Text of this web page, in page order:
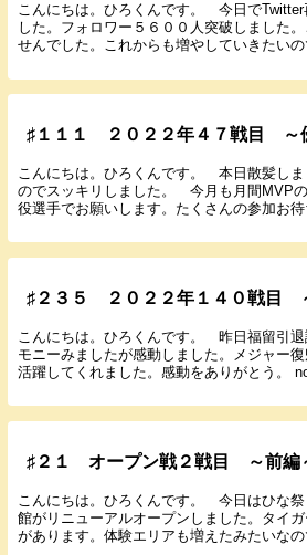
こんにちは。ひろくんです。 今日でTwitter
した。フォロワー５６００人突破しました
せんでした。これからも増やしていきたい
♯１１１ ２０２２年４７戦目 ～
こんにちは。ひろくんです。 本日散髪し
のでスッキリしました。 今月も月間MVP
役選手でお願いします。たくさんの参加お
♯２３５ ２０２２年１４０戦目
こんにちは。ひろくんです。 昨日福留引
モニーみましたが感動しました。メジャー
活躍してくれました。感動をありがとう。
♯２１ オープン戦２戦目 ～前編
こんにちは。ひろくんです。 今日はひな
館がリニューアルオープンしました。タイ
があります。体験エリアも増えたみたいなの